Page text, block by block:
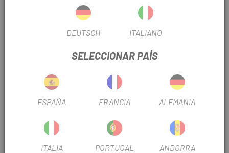
INFORMACIÓN DEL PRODUCTO
Esta pensada para bicicletas infantiles. Están construidas
espesor homogéneo
OPINIONES
DEUTSCH ITALIANO
SELECCIONAR PAÍS
ESPAÑA FRANCIA ALEMANIA
ITALIA PORTUGAL ANDORRA